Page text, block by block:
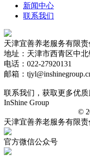
新闻中心
联系我们
天津宜善养老服务有限责
地址：天津市西青区中
电话：022-27920131
邮箱：
联系我们，获取更多优质
InShine Group
©
天津宜善养老服务有限责
官方微信公众号